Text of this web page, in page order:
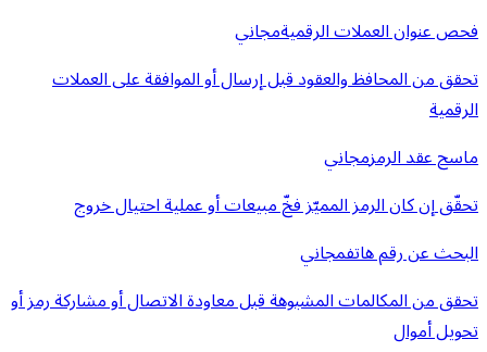
فحص عنوان العملات الرقميةمجاني
تحقق من المحافظ والعقود قبل إرسال أو الموافقة على العملات
الرقمية
ماسح عقد الرمزمجاني
تحقّق إن كان الرمز المميّز فخّ مبيعات أو عملية احتيال خروج
البحث عن رقم هاتفمجاني
تحقق من المكالمات المشبوهة قبل معاودة الاتصال أو مشاركة رمز أو
تحويل أموال